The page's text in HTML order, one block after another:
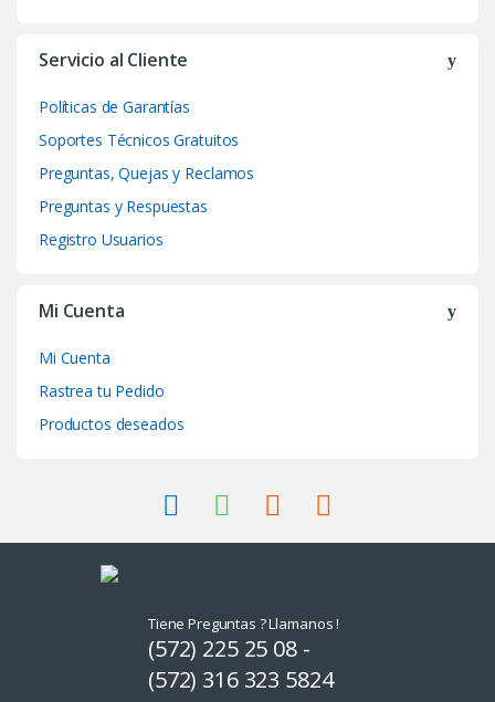
Servicio al Cliente
Políticas de Garantías
Soportes Técnicos Gratuitos
Preguntas, Quejas y Reclamos
Preguntas y Respuestas
Registro Usuarios
Mi Cuenta
Mi Cuenta
Rastrea tu Pedido
Productos deseados
Tiene Preguntas ? Llamanos !
(572) 225 25 08 -
(572) 316 323 5824